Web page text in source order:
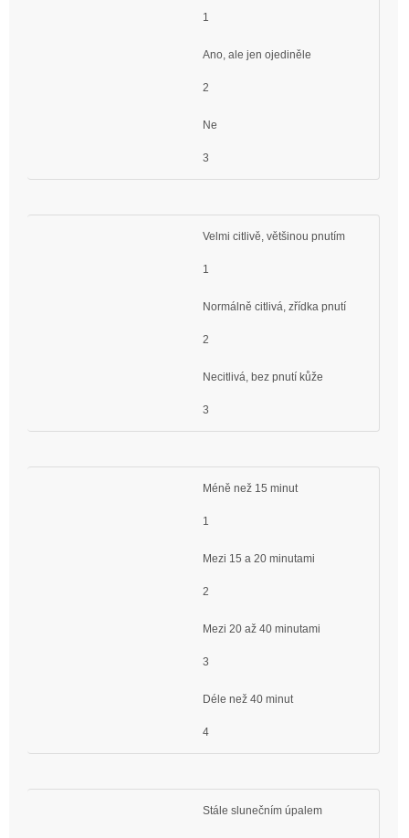
1
Ano, ale jen ojediněle
2
Ne
3
Velmi citlivě, většinou pnutím
1
Normálně citlivá, zřídka pnutí
2
Necitlivá, bez pnutí kůže
3
Méně než 15 minut
1
Mezi 15 a 20 minutami
2
Mezi 20 až 40 minutami
3
Déle než 40 minut
4
Stále slunečním úpalem